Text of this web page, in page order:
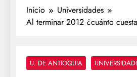
Inicio
Universidades
Al terminar 2012 ¿cuánto
U. DE ANTIOQUIA